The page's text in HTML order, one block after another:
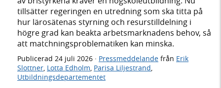
tillsätter regeringen en utredning som ska titta på
hur lärosätenas styrning och resurstilldelning i
högre grad kan beakta arbetsmarknadens behov, så
att matchningsproblematiken kan minska.
Publicerad 24 juli 2026 · Pressmeddelande från Erik
Slottner Lotta Edholm Parisa Liljestrand
Utbildningsdepartementet